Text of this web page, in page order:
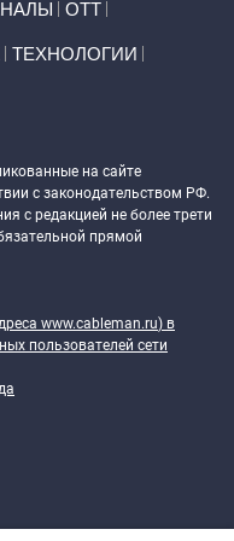
ОТТ
ТЕХНОЛОГИИ
на сайте
с законодательством РФ.
с редакцией не более трети
прямой
www.cableman.ru) в
пользователей сети